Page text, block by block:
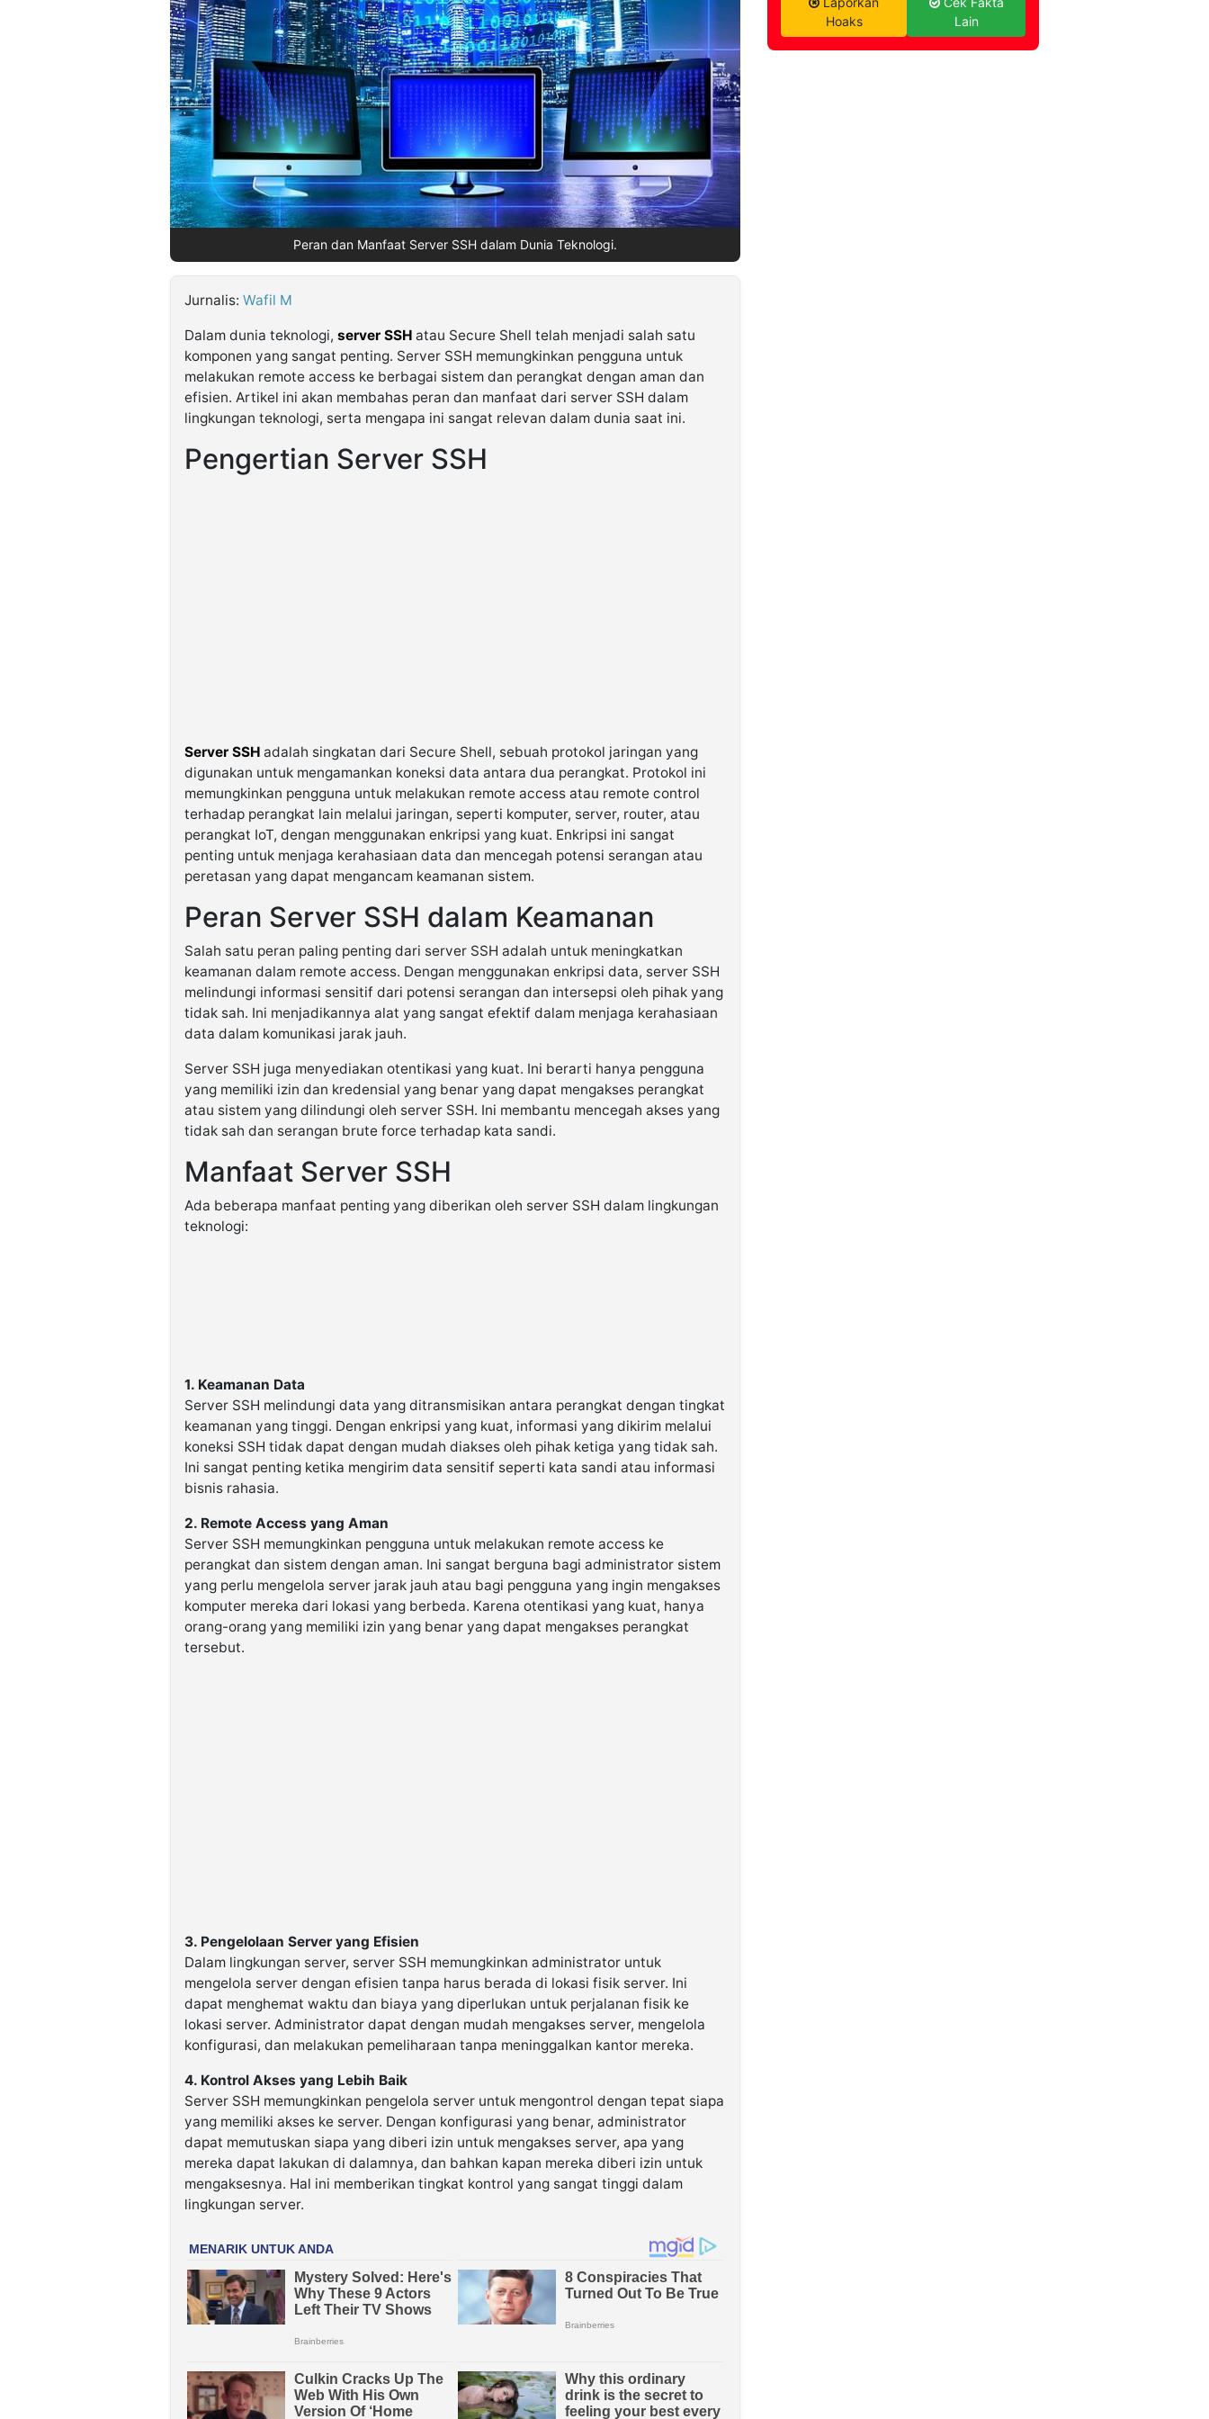
Peran dan Manfaat Server SSH dalam Dunia Teknologi.
Jurnalis: Wafil M
Dalam dunia teknologi, server SSH atau Secure Shell telah menjadi salah satu
komponen yang sangat penting. Server SSH memungkinkan pengguna untuk
melakukan remote access ke berbagai sistem dan perangkat dengan aman dan
efisien. Artikel ini akan membahas peran dan manfaat dari server SSH dalam
lingkungan teknologi, serta mengapa ini sangat relevan dalam dunia saat ini.
Pengertian Server SSH
Server SSH adalah singkatan dari Secure Shell, sebuah protokol jaringan yang
digunakan untuk mengamankan koneksi data antara dua perangkat. Protokol ini
memungkinkan pengguna untuk melakukan remote access atau remote control
terhadap perangkat lain melalui jaringan, seperti komputer, server, router, atau
perangkat IoT, dengan menggunakan enkripsi yang kuat. Enkripsi ini sangat
penting untuk menjaga kerahasiaan data dan mencegah potensi serangan atau
peretasan yang dapat mengancam keamanan sistem.
Peran Server SSH dalam Keamanan
Salah satu peran paling penting dari server SSH adalah untuk meningkatkan
keamanan dalam remote access. Dengan menggunakan enkripsi data, server SSH
melindungi informasi sensitif dari potensi serangan dan intersepsi oleh pihak yang
tidak sah. Ini menjadikannya alat yang sangat efektif dalam menjaga kerahasiaan
data dalam komunikasi jarak jauh.
Server SSH juga menyediakan otentikasi yang kuat. Ini berarti hanya pengguna
yang memiliki izin dan kredensial yang benar yang dapat mengakses perangkat
atau sistem yang dilindungi oleh server SSH. Ini membantu mencegah akses yang
tidak sah dan serangan brute force terhadap kata sandi.
Manfaat Server SSH
Ada beberapa manfaat penting yang diberikan oleh server SSH dalam lingkungan
teknologi:
1. Keamanan Data
Server SSH melindungi data yang ditransmisikan antara perangkat dengan tingkat
keamanan yang tinggi. Dengan enkripsi yang kuat, informasi yang dikirim melalui
koneksi SSH tidak dapat dengan mudah diakses oleh pihak ketiga yang tidak sah.
Ini sangat penting ketika mengirim data sensitif seperti kata sandi atau informasi
bisnis rahasia.
2. Remote Access yang Aman
Server SSH memungkinkan pengguna untuk melakukan remote access ke
perangkat dan sistem dengan aman. Ini sangat berguna bagi administrator sistem
yang perlu mengelola server jarak jauh atau bagi pengguna yang ingin mengakses
komputer mereka dari lokasi yang berbeda. Karena otentikasi yang kuat, hanya
orang-orang yang memiliki izin yang benar yang dapat mengakses perangkat
tersebut.
3. Pengelolaan Server yang Efisien
Dalam lingkungan server, server SSH memungkinkan administrator untuk
mengelola server dengan efisien tanpa harus berada di lokasi fisik server. Ini
dapat menghemat waktu dan biaya yang diperlukan untuk perjalanan fisik ke
lokasi server. Administrator dapat dengan mudah mengakses server, mengelola
konfigurasi, dan melakukan pemeliharaan tanpa meninggalkan kantor mereka.
4. Kontrol Akses yang Lebih Baik
Server SSH memungkinkan pengelola server untuk mengontrol dengan tepat siapa
yang memiliki akses ke server. Dengan konfigurasi yang benar, administrator
dapat memutuskan siapa yang diberi izin untuk mengakses server, apa yang
mereka dapat lakukan di dalamnya, dan bahkan kapan mereka diberi izin untuk
mengaksesnya. Hal ini memberikan tingkat kontrol yang sangat tinggi dalam
lingkungan server.
Hoaks
Lain